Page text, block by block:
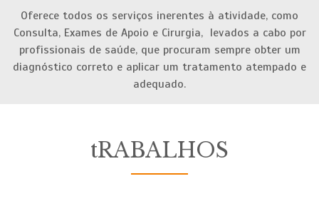
Oferece todos os serviços inerentes à atividade, como
Consulta, Exames de Apoio e Cirurgia, levados a cabo por
profissionais de saúde, que procuram sempre obter um
diagnóstico correto e aplicar um tratamento atempado e
adequado.
tRABALHOS